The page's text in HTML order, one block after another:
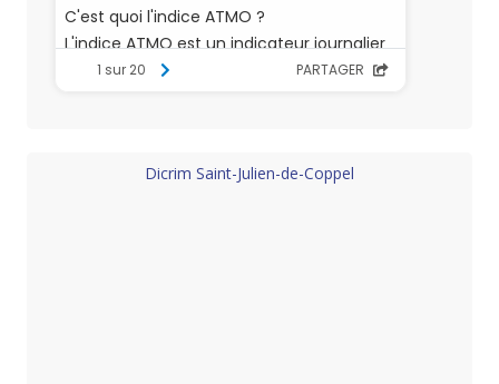
Dicrim Saint-Julien-de-Coppel